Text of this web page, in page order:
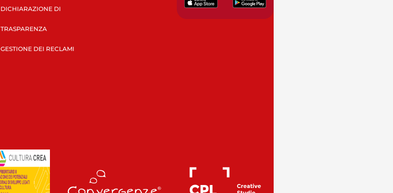
DICHIARAZIONE DI
TRASPARENZA
GESTIONE DEI RECLAMI